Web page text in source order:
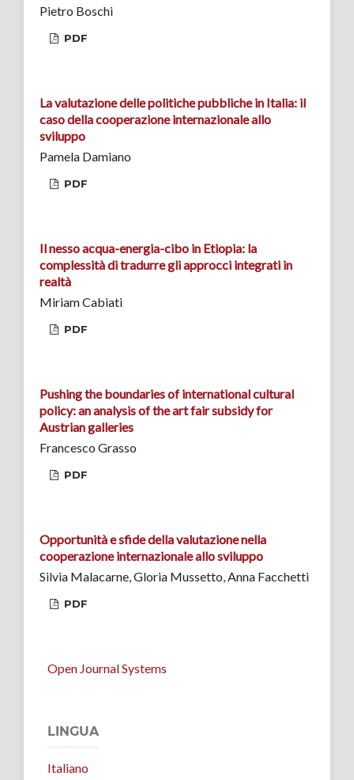
Pietro Boschi
PDF
La valutazione delle politiche pubbliche in Italia: il
caso della cooperazione internazionale allo
sviluppo
Pamela Damiano
PDF
Il nesso acqua-energia-cibo in Etiopia: la
complessità di tradurre gli approcci integrati in
realtà
Miriam Cabiati
PDF
Pushing the boundaries of international cultural
policy: an analysis of the art fair subsidy for
Austrian galleries
Francesco Grasso
PDF
Opportunità e sfide della valutazione nella
cooperazione internazionale allo sviluppo
Silvia Malacarne, Gloria Mussetto, Anna Facchetti
PDF
Open Journal Systems
LINGUA
Italiano